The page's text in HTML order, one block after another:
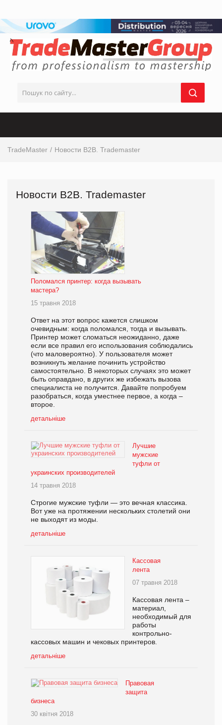
TradeMaster Новости В2В. Trademaster
Новости В2В. Trademaster
Поломался принтер: когда вызывать
мастера?
15 травня 2018
Ответ на этот вопрос кажется слишком
очевидным: когда поломался, тогда и вызывать.
Принтер может сломаться неожиданно, даже
если все правил его использования соблюдались
(что маловероятно). У пользователя может
возникнуть желание починить устройство
самостоятельно. В некоторых случаях это может
быть оправдано, в других же избежать вызова
специалиста не получится. Давайте попробуем
разобраться, когда уместнее первое, а когда –
второе.
детальніше
Лучшие
мужские
туфли от
украинских производителей
14 травня 2018
Строгие мужские туфли — это вечная классика.
Вот уже на протяжении нескольких столетий они
не выходят из моды.
детальніше
Кассовая
лента
07 травня 2018
Кассовая лента –
материал,
необходимый для
работы
контрольно-
кассовых машин и чековых принтеров.
детальніше
Правовая
защита
бизнеса
30 квітня 2018